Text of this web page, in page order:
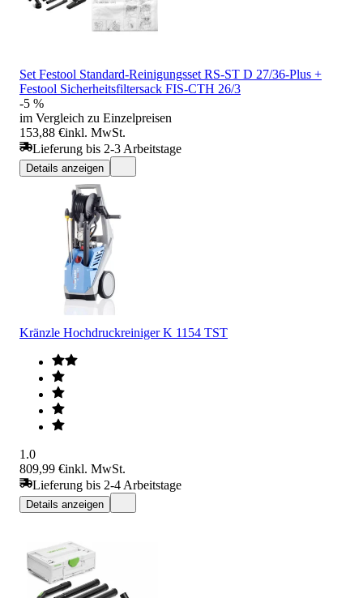
Set Festool Standard-Reinigungsset RS-ST D 27/36-Plus +
Festool Sicherheitsfiltersack FIS-CTH 26/3
-5 %
im Vergleich zu Einzelpreisen
153,88 €inkl. MwSt.
Lieferung bis 2-3 Arbeitstage
Details anzeigen
Kränzle Hochdruckreiniger K 1154 TST
1.0
809,99 €inkl. MwSt.
Lieferung bis 2-4 Arbeitstage
Details anzeigen